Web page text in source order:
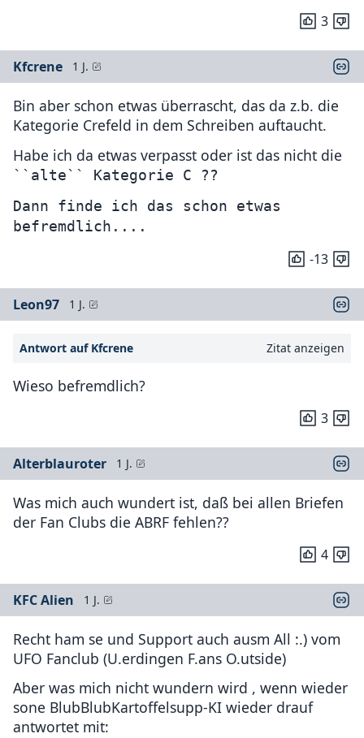
3
Kfcrene 1 J.
Bin aber schon etwas überrascht, das da z.b. die
Kategorie Crefeld in dem Schreiben auftaucht.
Habe ich da etwas verpasst oder ist das nicht die
``alte`` Kategorie C ??
Dann finde ich das schon etwas
befremdlich....
-13
Leon97 1 J.
Antwort auf Kfcrene Zitat anzeigen
Wieso befremdlich?
3
Alterblauroter 1 J.
Was mich auch wundert ist, daß bei allen Briefen
der Fan Clubs die ABRF fehlen??
4
KFC Alien 1 J.
Recht ham se und Support auch ausm All :.) vom
UFO Fanclub (U.erdingen F.ans O.utside)
Aber was mich nicht wundern wird , wenn wieder
sone BlubBlubKartoffelsupp-KI wieder drauf
antwortet mit: